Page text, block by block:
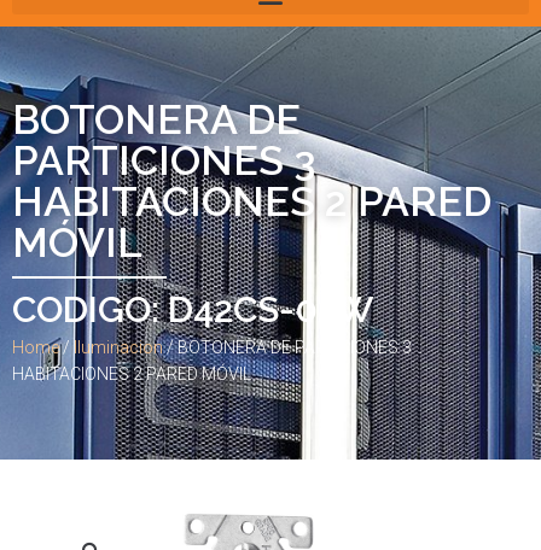
BOTONERA DE
PARTICIONES 3
HABITACIONES 2 PARED
MÓVIL
CODIGO: D42CS-02W
Home/ Iluminacion/ BOTONERA DE PARTICIONES 3
HABITACIONES 2 PARED MÓVIL